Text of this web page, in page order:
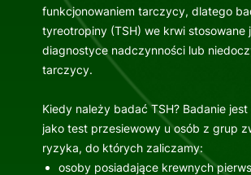
funkcjonowaniem tarczycy, dlatego
tyreotropiny (TSH) we krwi stosowane
diagnostyce nadczynności lub
tarczycy.
Kiedy należy badać TSH? Badanie
jako test przesiewowy u osób z grup
ryzyka, do których zaliczamy:
osoby posiadające krewnych